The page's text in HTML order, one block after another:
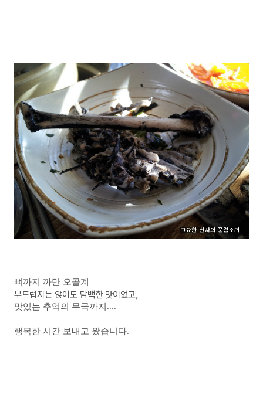
뼈까지 까만 오골계
부드럽지는 않아도 담백한 맛이었고,
맛있는 추억의 무국까지....
행복한 시간 보내고 왔습니다.